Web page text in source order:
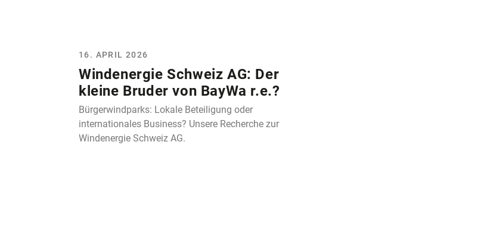
16. APRIL 2026
Windenergie Schweiz AG: Der
kleine Bruder von BayWa r.e.?
Bürgerwindparks: Lokale Beteiligung oder
internationales Business? Unsere Recherche zur
Windenergie Schweiz AG.